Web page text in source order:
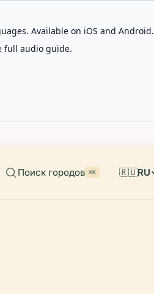
Available on iOS and Android.
full audio guide.
Поиск городов ⌘K 🇷🇺RU